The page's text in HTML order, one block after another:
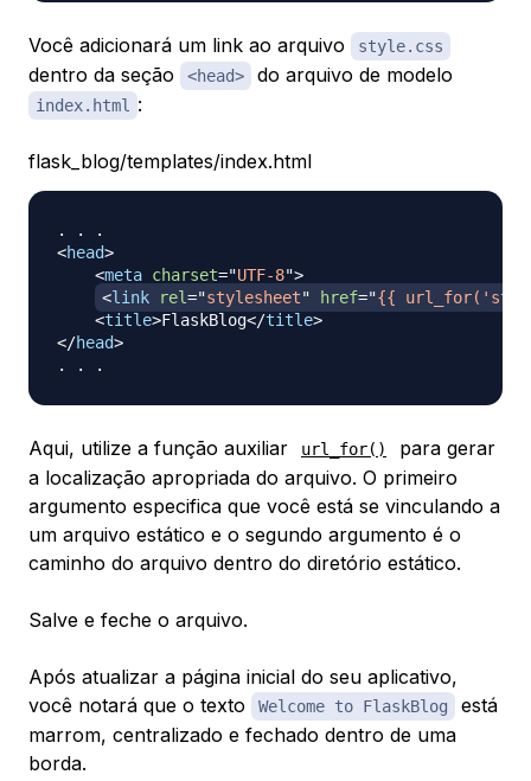
Você adicionará um link ao arquivo style.css
dentro da seção <head> do arquivo de modelo
index.html :
flask_blog/templates/index.html
<head>
<meta charset="UTF-8">
<link rel="stylesheet" href="{{
<title>FlaskBlog</title>
</head>
Aqui, utilize a função auxiliar url_for()
para gerar
a localização apropriada do arquivo. O primeiro
argumento especifica que você está se vinculando a
um arquivo estático e o segundo argumento é o
caminho do arquivo dentro do diretório estático.
Salve e feche o arquivo.
Após atualizar a página inicial do seu aplicativo,
você notará que o texto
Welcome to FlaskBlog
está
marrom, centralizado e fechado dentro de uma
borda.